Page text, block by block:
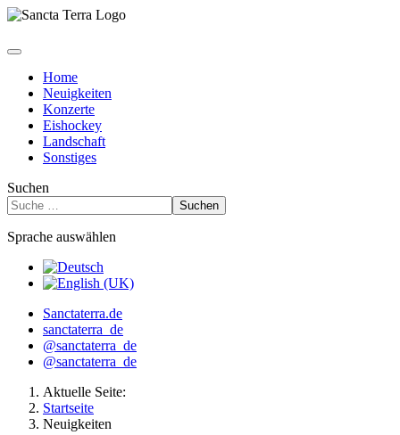
Home
Neuigkeiten
Konzerte
Eishockey
Landschaft
Sonstiges
Suchen
Suchen
Sprache auswählen
Sanctaterra.de
sanctaterra_de
@sanctaterra_de
@sanctaterra_de
Aktuelle Seite:
Startseite
Neuigkeiten